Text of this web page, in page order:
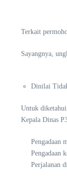
Terkait
Sayangnya,
Dinilai
Untuk
Kepala Dinas
Pengadaan
Pengadaan
Perjalanan